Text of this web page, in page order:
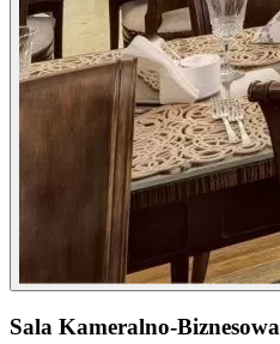
Sala Kameralno-Biznesowa